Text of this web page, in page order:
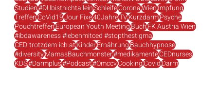
CEDIBD#CEDKompassoemccvmakeitvisiblecolitiscrohn
Studien#DUbistnichtalleinSchleifeCoronaWienImpfung
TreffenCoVid19Jour Fixe40JahreTVKurzdarm
PouchtreffenEuropean Youth MeetingBuchFK Austria Wien
#ibdawareness #lebenmitced #stopthestigma
CED-trotzdem-ich.atKinderErnährungBauchhypnose